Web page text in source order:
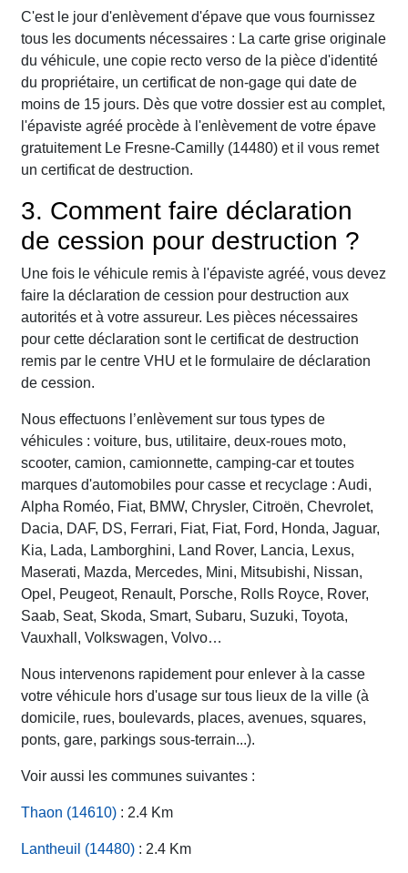
C'est le jour d'enlèvement d'épave que vous fournissez
tous les documents nécessaires : La carte grise originale
du véhicule, une copie recto verso de la pièce d'identité
du propriétaire, un certificat de non-gage qui date de
moins de 15 jours. Dès que votre dossier est au complet,
l'épaviste agréé procède à l'enlèvement de votre épave
gratuitement Le Fresne-Camilly (14480) et il vous remet
un certificat de destruction.
3. Comment faire déclaration
de cession pour destruction ?
Une fois le véhicule remis à l'épaviste agréé, vous devez
faire la déclaration de cession pour destruction aux
autorités et à votre assureur. Les pièces nécessaires
pour cette déclaration sont le certificat de destruction
remis par le centre VHU et le formulaire de déclaration
de cession.
Nous effectuons l’enlèvement sur tous types de
véhicules : voiture, bus, utilitaire, deux-roues moto,
scooter, camion, camionnette, camping-car et toutes
marques d'automobiles pour casse et recyclage : Audi,
Alpha Roméo, Fiat, BMW, Chrysler, Citroën, Chevrolet,
Dacia, DAF, DS, Ferrari, Fiat, Fiat, Ford, Honda, Jaguar,
Kia, Lada, Lamborghini, Land Rover, Lancia, Lexus,
Maserati, Mazda, Mercedes, Mini, Mitsubishi, Nissan,
Opel, Peugeot, Renault, Porsche, Rolls Royce, Rover,
Saab, Seat, Skoda, Smart, Subaru, Suzuki, Toyota,
Vauxhall, Volkswagen, Volvo…
Nous intervenons rapidement pour enlever à la casse
votre véhicule hors d'usage sur tous lieux de la ville (à
domicile, rues, boulevards, places, avenues, squares,
ponts, gare, parkings sous-terrain...).
Voir aussi les communes suivantes :
Thaon (14610) : 2.4 Km
Lantheuil (14480) : 2.4 Km